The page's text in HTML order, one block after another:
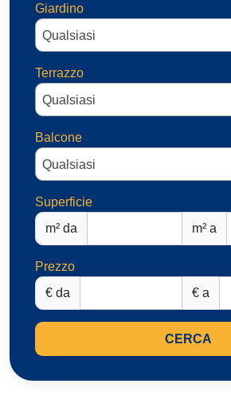
Giardino
Qualsiasi
Terrazzo
Qualsiasi
Balcone
Qualsiasi
Superficie
m² da
m² a
Prezzo
€ da
€ a
CERCA